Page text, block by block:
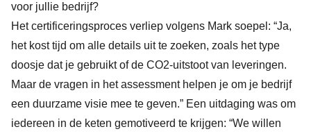
voor jullie bedrijf?
Het certificeringsproces verliep volgens Mark soepel: “Ja,
het kost tijd om alle details uit te zoeken, zoals het type
doosje dat je gebruikt of de CO2-uitstoot van leveringen.
Maar de vragen in het assessment helpen je om je bedrijf
een duurzame visie mee te geven.” Een uitdaging was om
iedereen in de keten gemotiveerd te krijgen: “We willen